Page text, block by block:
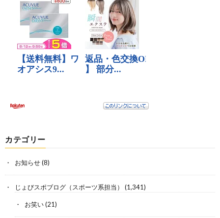
カテゴリー
お知らせ(8)
じょびスポブログ（スポーツ系担当） (1,341)
お笑い(21)